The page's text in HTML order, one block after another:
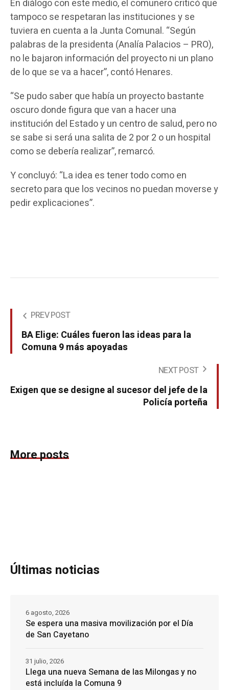
En diálogo con este medio, el comunero criticó que
tampoco se respetaran las instituciones y se
tuviera en cuenta a la Junta Comunal. “Según
palabras de la presidenta (Analía Palacios – PRO),
no le bajaron información del proyecto ni un plano
de lo que se va a hacer”, contó Henares.
“Se pudo saber que había un proyecto bastante
oscuro donde figura que van a hacer una
institución del Estado y un centro de salud, pero no
se sabe si será una salita de 2 por 2 o un hospital
como se debería realizar”, remarcó.
Y concluyó: “La idea es tener todo como en
secreto para que los vecinos no puedan moverse y
pedir explicaciones”.
PREV POST
BA Elige: Cuáles fueron las ideas para la
Comuna 9 más apoyadas
NEXT POST
Exigen que se designe al sucesor del jefe de la
Policía porteña
More posts
Últimas noticias
Se espera una masiva movilización por el Día
de San Cayetano
6 agosto, 2026
Llega una nueva Semana de las Milongas y no
está incluída la Comuna 9
31 julio, 2026